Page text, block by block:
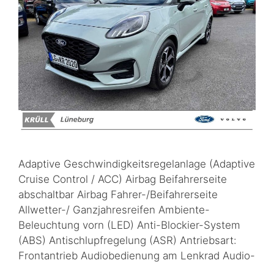
Adaptive Geschwindigkeitsregelanlage (Adaptive
Cruise Control / ACC) Airbag Beifahrerseite
abschaltbar Airbag Fahrer-/Beifahrerseite
Allwetter-/ Ganzjahresreifen Ambiente-
Beleuchtung vorn (LED) Anti-Blockier-System
(ABS) Antischlupfregelung (ASR) Antriebsart:
Frontantrieb Audiobedienung am Lenkrad Audio-